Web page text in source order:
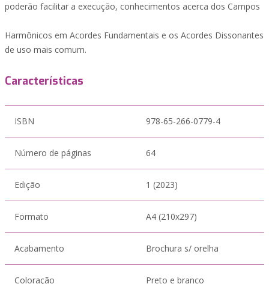
poderão facilitar a execução, conhecimentos acerca dos Campos
Harmônicos em Acordes Fundamentais e os Acordes Dissonantes
de uso mais comum.
Características
ISBN 978-65-266-0779-4
Número de páginas 64
Edição 1 (2023)
Formato A4 (210x297)
Acabamento Brochura s/ orelha
Coloração Preto e branco